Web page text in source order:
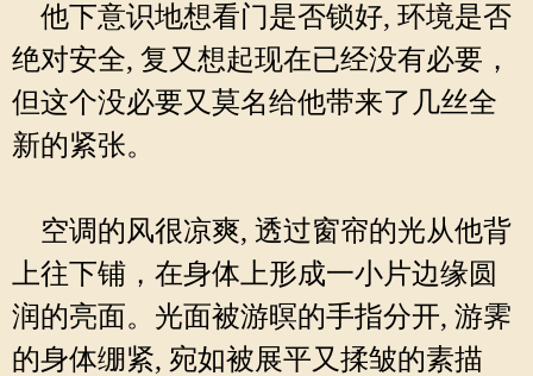
他下意识地想看门是否锁好, 环境是否
绝对安全, 复又想起现在已经没有必要，
但这个没必要又莫名给他带来了几丝全
新的紧张。
空调的风很凉爽, 透过窗帘的光从他背
上往下铺，在身体上形成一小片边缘圆
润的亮面。光面被游暝的手指分开, 游霁
的身体绷紧, 宛如被展平又揉皱的素描